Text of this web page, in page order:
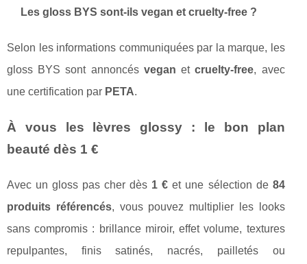
Les gloss BYS sont-ils vegan et cruelty-free ?
Selon les informations communiquées par la marque, les
gloss BYS sont annoncés vegan etcruelty-free, avec
une certification par PETA.
À vous les lèvres glossy : le bon plan
beauté dès 1 €
Avec un gloss pas cher dès 1 € et une sélection de 84
produits référencés, vous pouvez multiplier les looks
sans compromis : brillance miroir, effet volume, textures
repulpantes, finis satinés, nacrés, pailletés ou